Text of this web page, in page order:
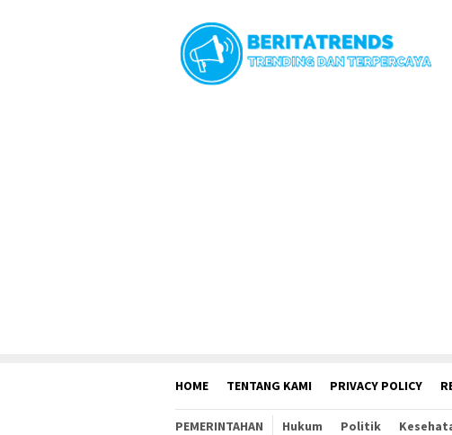
HOME TENTANG KAMI PRIVACY POLICY
PEMERINTAHAN Hukum Politik